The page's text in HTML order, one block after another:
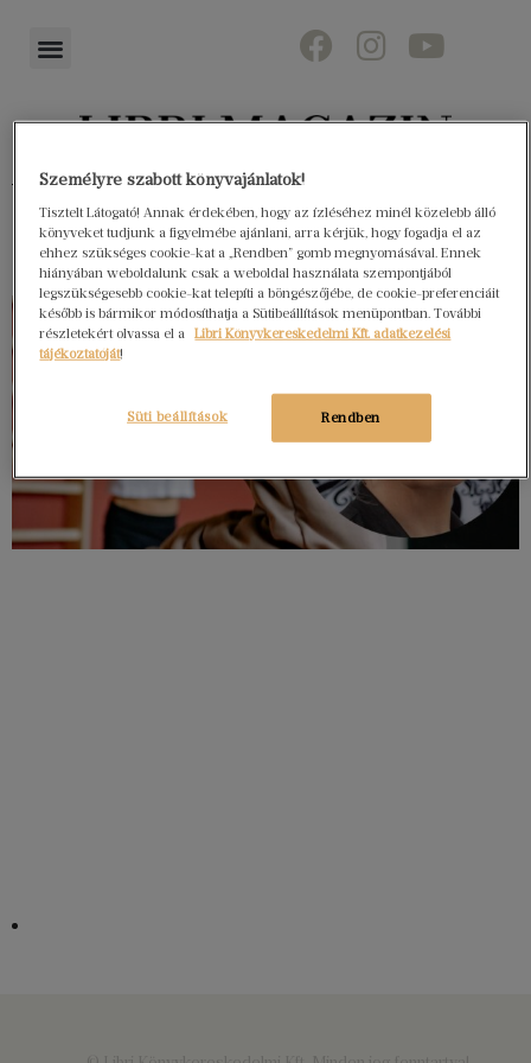
Könyvektől az olvasókig
Személyre szabott könyvajánlatok!
Tisztelt Látogató! Annak érdekében, hogy az ízléséhez minél közelebb álló
könyveket tudjunk a figyelmébe ajánlani, arra kérjük, hogy fogadja el az
ehhez szükséges cookie-kat a „Rendben” gomb megnyomásával. Ennek
hiányában weboldalunk csak a weboldal használata szempontjából
legszükségesebb cookie-kat telepíti a böngészőjébe, de cookie-preferenciáit
később is bármikor módosíthatja a Sütibeállítások menüpontban. További
részletekért olvassa el a
Libri Könyvkereskedelmi Kft. adatkezelési
tájékoztatóját!
Rendben
Süti beállítások